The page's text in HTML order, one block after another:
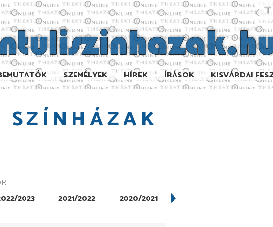
SZEMÉLYEK HÍREK ÍRÁSOK KISVÁRDAI
SZÍNHÁZAK
2023 2021/2022 2020/2021